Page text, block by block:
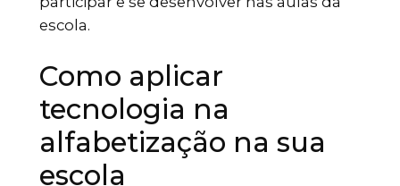
escola.
Como aplicar
tecnologia na
alfabetização na sua
escola